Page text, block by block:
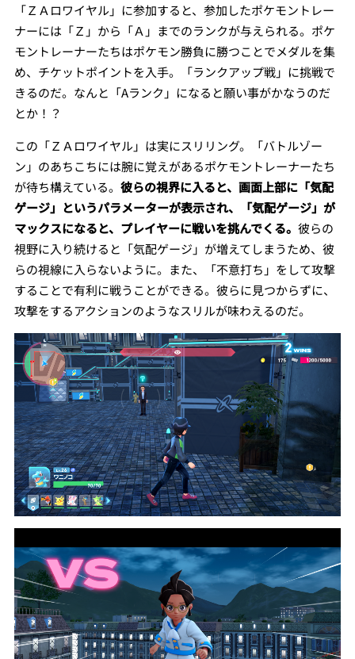
「ＺＡロワイヤル」に参加すると、参加したポケモントレー
ナーには「Ｚ」から「Ａ」までのランクが与えられる。ポケ
モントレーナーたちはポケモン勝負に勝つことでメダルを集
め、チケットポイントを入手。「ランクアップ戦」に挑戦で
きるのだ。なんと「Aランク」になると願い事がかなうのだ
とか！？
この「ＺＡロワイヤル」は実にスリリング。「バトルゾー
ン」のあちこちには腕に覚えがあるポケモントレーナーたち
が待ち構えている。 彼らの視界に入ると、画面上部に「気配
ゲージ」というパラメーターが表示され、「気配ゲージ」が
マックスになると、プレイヤーに戦いを挑んでくる。 彼らの
視野に入り続けると「気配ゲージ」が増えてしまうため、彼
らの視線に入らないように。また、「不意打ち」をして攻撃
することで有利に戦うことができる。彼らに見つからずに、
攻撃をするアクションのようなスリルが味わえるのだ。